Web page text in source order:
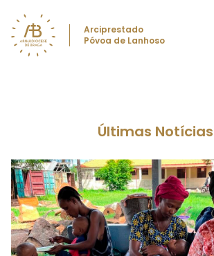
Arciprestado
Póvoa de Lanhoso
Últimas Notícias